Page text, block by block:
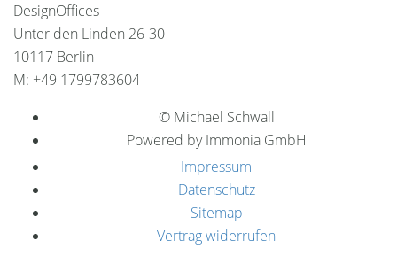
DesignOffices
Unter den Linden 26-30
10117 Berlin
M: +49 1799783604
© Michael Schwall
Powered by Immonia GmbH
Impressum
Datenschutz
Sitemap
Vertrag widerrufen